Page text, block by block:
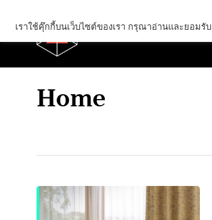
Home
เราใช้คุ๊กกี้บนเว็บไซต์ของเรา กรุณาอ่านและยอมรับ